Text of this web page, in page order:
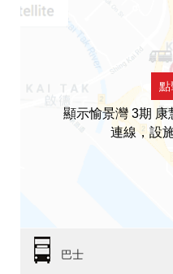
點
顯示愉景灣 3期 康
連線，設
巴士